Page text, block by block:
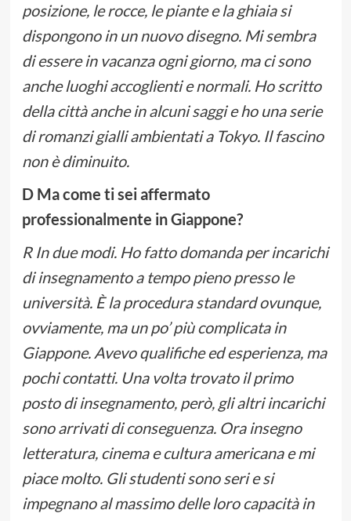
posizione, le rocce, le piante e la ghiaia si
dispongono in un nuovo disegno. Mi sembra
di essere in vacanza ogni giorno, ma ci sono
anche luoghi accoglienti e normali. Ho scritto
della città anche in alcuni saggi e ho una serie
di romanzi gialli ambientati a Tokyo. Il fascino
non è diminuito.
D Ma come ti sei affermato
professionalmente in Giappone?
R In due modi. Ho fatto domanda per incarichi
di insegnamento a tempo pieno presso le
università. È la procedura standard ovunque,
ovviamente, ma un po’ più complicata in
Giappone. Avevo qualifiche ed esperienza, ma
pochi contatti. Una volta trovato il primo
posto di insegnamento, però, gli altri incarichi
sono arrivati di conseguenza. Ora insegno
letteratura, cinema e cultura americana e mi
piace molto. Gli studenti sono seri e si
impegnano al massimo delle loro capacità in